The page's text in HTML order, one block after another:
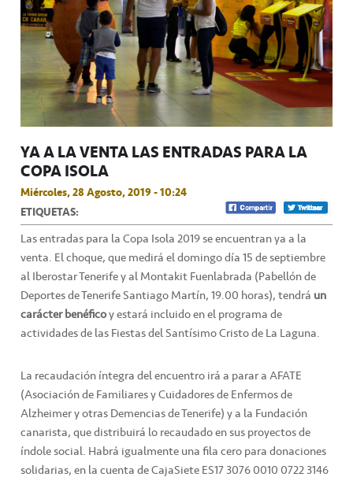
YA A LA VENTA LAS ENTRADAS PARA LA
COPA ISOLA
Miércoles, 28 Agosto, 2019 - 10:24
ETIQUETAS:
Las entradas para la Copa Isola 2019 se encuentran ya a la
venta. El choque, que medirá el domingo día 15 de septiembre
al Iberostar Tenerife y al Montakit Fuenlabrada (Pabellón de
Deportes de Tenerife Santiago Martín, 19.00 horas), tendrá un
carácter benéficoy estará incluido en el programa de
actividades de las Fiestas del Santísimo Cristo de La Laguna.
La recaudación íntegra del encuentro irá a parar a AFATE
(Asociación de Familiares y Cuidadores de Enfermos de
Alzheimer y otras Demencias de Tenerife) y a la Fundación
canarista, que distribuirá lo recaudado en sus proyectos de
índole social. Habrá igualmente una fila cero para donaciones
solidarias, en la cuenta de CajaSiete ES17 3076 0010 0722 3146